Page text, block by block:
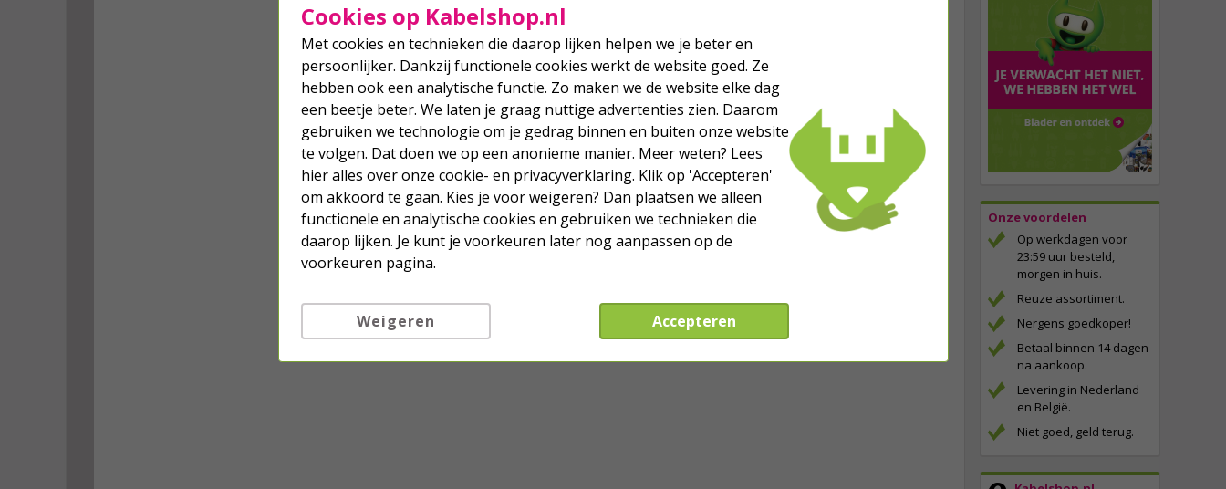
Onze voordelen
Op werkdagen voor
23:59 uur besteld,
morgen in huis.
Reuze assortiment.
Nergens goedkoper!
Betaal binnen 14 dagen
na aankoop.
Levering in Nederland
en België.
Niet goed, geld terug.
Cookies op Kabelshop.nl
Met cookies en technieken die daarop lijken helpen we je beter en
persoonlijker. Dankzij functionele cookies werkt de website goed. Ze
hebben ook een analytische functie. Zo maken we de website elke dag
een beetje beter. We laten je graag nuttige advertenties zien. Daarom
gebruiken we technologie om je gedrag binnen en buiten onze website
te volgen. Dat doen we op een anonieme manier. Meer weten? Lees
hier alles over onze cookie- en privacyverklaring. Klik op 'Accepteren'
om akkoord te gaan. Kies je voor weigeren? Dan plaatsen we alleen
functionele en analytische cookies en gebruiken we technieken die
daarop lijken. Je kunt je voorkeuren later nog aanpassen op de
voorkeuren pagina.
Accepteren
Weigeren